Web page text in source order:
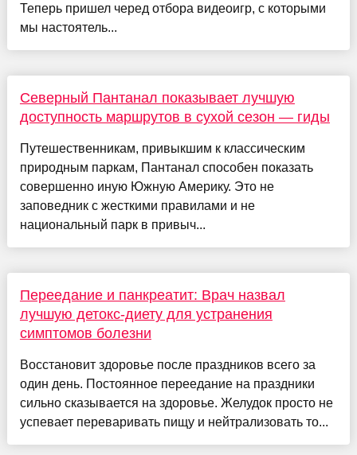
Теперь пришел черед отбора видеоигр, с которыми
мы настоятель...
Северный Пантанал показывает лучшую
доступность маршрутов в сухой сезон — гиды
Путешественникам, привыкшим к классическим
природным паркам, Пантанал способен показать
совершенно иную Южную Америку. Это не
заповедник с жесткими правилами и не
национальный парк в привыч...
Переедание и панкреатит: Врач назвал
лучшую детокс-диету для устранения
симптомов болезни
Восстановит здоровье после праздников всего за
один день. Постоянное переедание на праздники
сильно сказывается на здоровье. Желудок просто не
успевает переваривать пищу и нейтрализовать то...